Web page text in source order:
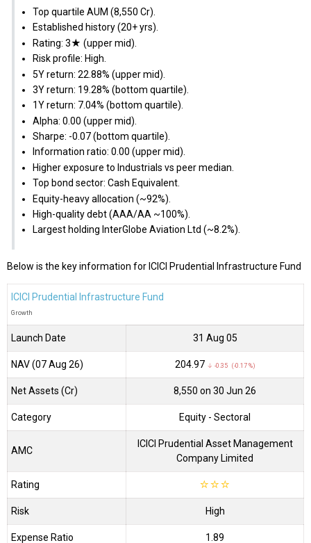
Top quartile AUM (₹8,550 Cr).
Established history (20+ yrs).
Rating: 3★ (upper mid).
Risk profile: High.
5Y return: 22.88% (upper mid).
3Y return: 19.28% (bottom quartile).
1Y return: 7.04% (bottom quartile).
Alpha: 0.00 (upper mid).
Sharpe: -0.07 (bottom quartile).
Information ratio: 0.00 (upper mid).
Higher exposure to Industrials vs peer median.
Top bond sector: Cash Equivalent.
Equity-heavy allocation (~92%).
High-quality debt (AAA/AA ~100%).
Largest holding InterGlobe Aviation Ltd (~8.2%).
Below is the key information for ICICI Prudential Infrastructure Fund
ICICI Prudential Infrastructure Fund
Growth
Launch Date 31 Aug 05
NAV (07 Aug 26) ₹204.97 ↓ -0.35 (-0.17 %)
Net Assets (Cr) ₹8,550 on 30 Jun 26
Category Equity - Sectoral
AMC
ICICI Prudential Asset Management
Company Limited
Rating ☆☆☆
Risk High
Expense Ratio 1.89